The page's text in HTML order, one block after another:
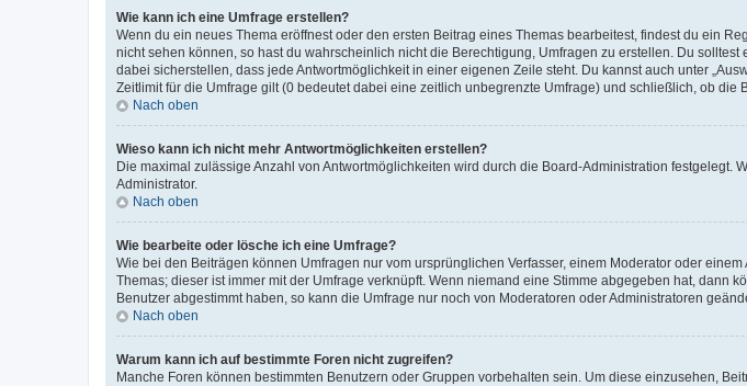
Wie kann ich eine Umfrage erstellen?
Wenn du ein neues Thema eröffnest oder den ersten Beitrag eines Themas bearbeitest, findest du ein
nicht sehen können, so hast du wahrscheinlich nicht die Berechtigung, Umfragen zu erstellen. Du
dabei sicherstellen, dass jede Antwortmöglichkeit in einer eigenen Zeile steht. Du kannst auch unter
Zeitlimit für die Umfrage gilt (0 bedeutet dabei eine zeitlich unbegrenzte Umfrage) und schließlich, ob die
Nach oben
Wieso kann ich nicht mehr Antwortmöglichkeiten erstellen?
Die maximal zulässige Anzahl von Antwortmöglichkeiten wird durch die Board-Administration
Administrator.
Nach oben
Wie bearbeite oder lösche ich eine Umfrage?
Wie bei den Beiträgen können Umfragen nur vom ursprünglichen Verfasser, einem Moderator oder
Themas; dieser ist immer mit der Umfrage verknüpft. Wenn niemand eine Stimme abgegeben hat,
Benutzer abgestimmt haben, so kann die Umfrage nur noch von Moderatoren oder Administratoren
Nach oben
Warum kann ich auf bestimmte Foren nicht zugreifen?
Manche Foren können bestimmten Benutzern oder Gruppen vorbehalten sein. Um diese einzusehen,